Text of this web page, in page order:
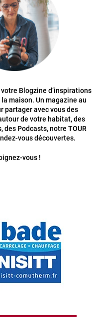
Blogzine d’inspirations
maison. Un magazine au
partager avec vous des
de votre habitat, des
des Podcasts, notre TOUR
vous découvertes.
vous !